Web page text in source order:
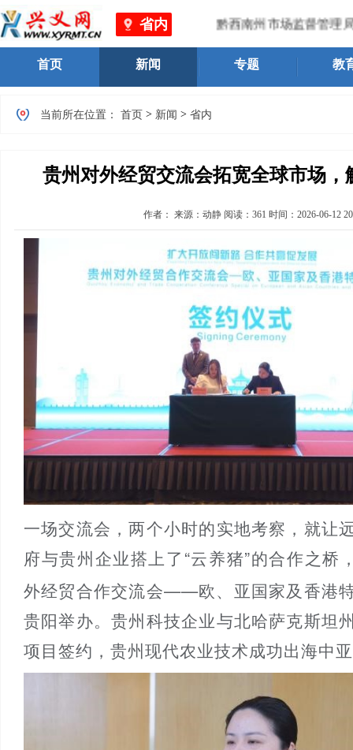
省内黔西南州市场监督管理局 、黔西
首页 新闻 专题 教
当前所在位置： 首页 > 新闻 > 省内
贵州对外经贸交流会拓宽全球市场，
作者： 来源：动静 阅读： 361 时间： 2026-06-12
一场交流会，两个小时的实地考察，就让
府与贵州企业搭上了“云养猪”的合作之桥
外经贸合作交流会——欧、亚国家及香港
贵阳举办。贵州科技企业与北哈萨克斯坦
项目签约，贵州现代农业技术成功出海中